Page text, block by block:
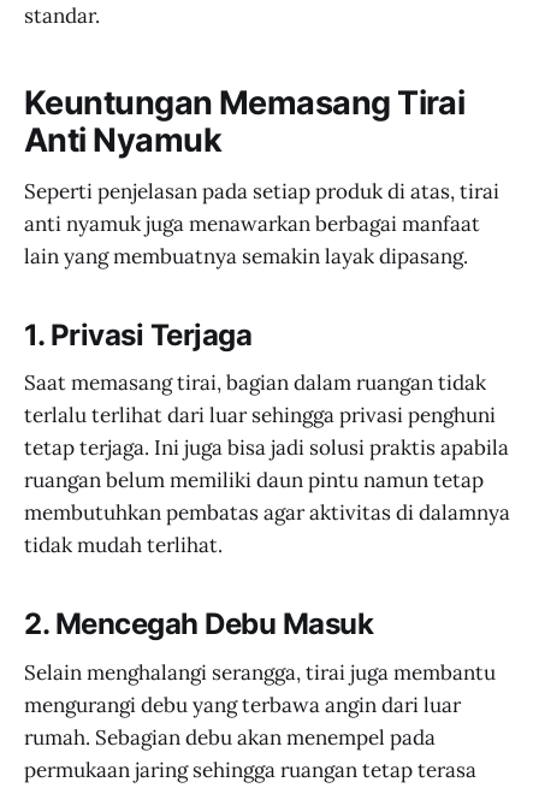
standar.
Keuntungan Memasang Tirai
Anti Nyamuk
Seperti penjelasan pada setiap produk di atas, tirai
anti nyamuk juga menawarkan berbagai manfaat
lain yang membuatnya semakin layak dipasang.
1. Privasi Terjaga
Saat memasang tirai, bagian dalam ruangan tidak
terlalu terlihat dari luar sehingga privasi penghuni
tetap terjaga. Ini juga bisa jadi solusi praktis apabila
ruangan belum memiliki daun pintu namun tetap
membutuhkan pembatas agar aktivitas di dalamnya
tidak mudah terlihat.
2. Mencegah Debu Masuk
Selain menghalangi serangga, tirai juga membantu
mengurangi debu yang terbawa angin dari luar
rumah. Sebagian debu akan menempel pada
permukaan jaring sehingga ruangan tetap terasa